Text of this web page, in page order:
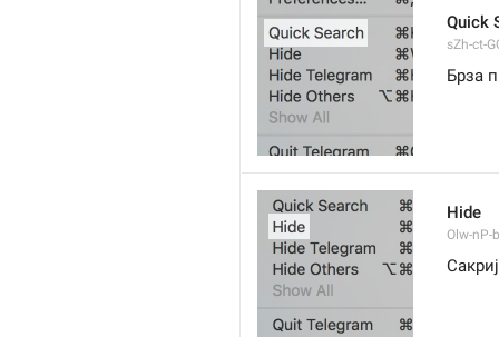
Quick
sZh-ct-
Брза
Hide
Olw-nP-
Сакриј